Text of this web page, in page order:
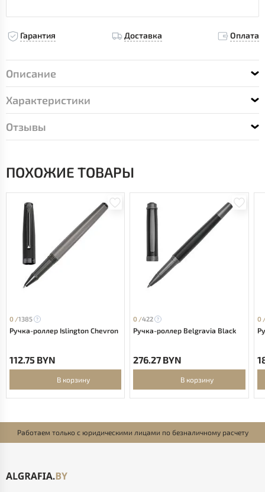
Гарантия Доставка Оплата
Описание
Характеристики
Отзывы
ПОХОЖИЕ ТОВАРЫ
0 /1385
Ручка-роллер Islington Chevron
112.75 BYN
В корзину
0 /422
Ручка-роллер Belgravia Black
276.27 BYN
В корзину
0
Работаем только с юридическими лицами по безналичному расчету